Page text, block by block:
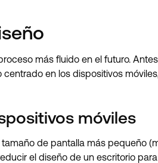
más fluido en el futuro.
en los dispositivos
móviles
de pantalla más pequeño
el diseño de un escritorio